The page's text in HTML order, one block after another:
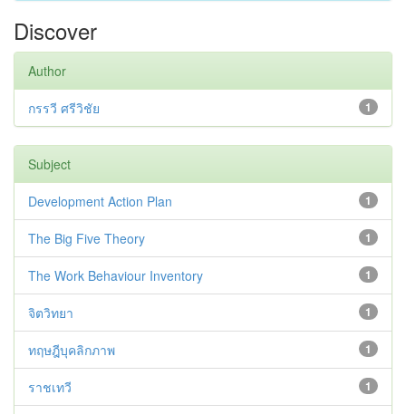
Discover
Author
1
กรรวี ศรีวิชัย
Subject
1
Development Action Plan
1
The Big Five Theory
1
The Work Behaviour Inventory
1
จิตวิทยา
1
ทฤษฎีบุคลิกภาพ
1
ราชเทวี